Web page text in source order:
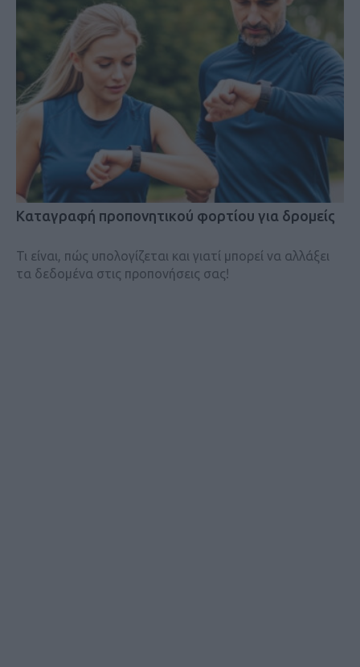
Kαταγραφή προπονητικού φορτίου για δρομείς
Τι είναι, πώς υπολογίζεται και γιατί μπορεί να αλλάξει
τα δεδομένα στις προπονήσεις σας!